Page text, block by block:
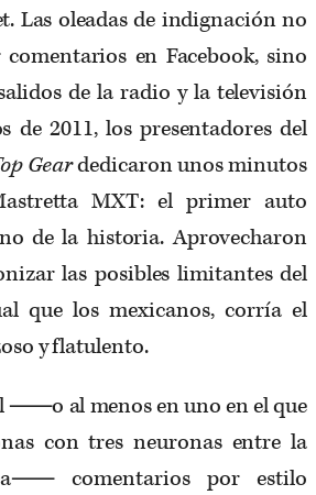
Las oleadas de indignación no
en Facebook, sino
de la radio y la televisión
de 2011, los presentadores del
Geardedicaron unos minutos
MXT: el primer auto
de la historia. Aprovecharon
las posibles limitantes del
que los mexicanos, corría el
y flatulento.
⸺o al menos en uno en el que
con tres neuronas entre la
comentarios por estilo